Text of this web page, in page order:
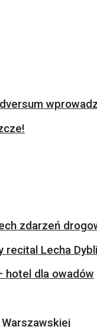
zdarzeń
recital Lecha
hotel dla owadów
Warszawskiej